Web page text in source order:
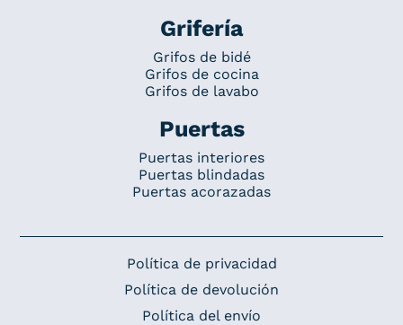
Grifería
Grifos de bidé
Grifos de cocina
Grifos de lavabo
Puertas
Puertas interiores
Puertas blindadas
Puertas acorazadas
Política de privacidad
Política de devolución
Política del envío